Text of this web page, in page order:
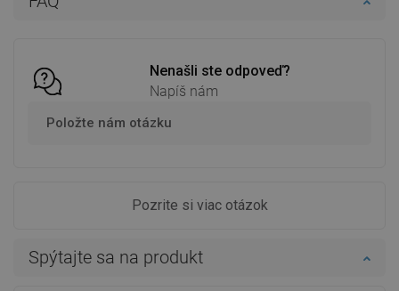
Nenašli ste odpoveď?
Napíš nám
Položte nám otázku
Pozrite si viac otázok
Spýtajte sa na produkt